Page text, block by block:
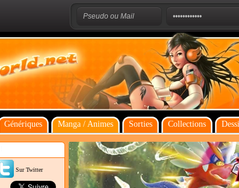
Génériques Manga / Animes Sorties Collections
Sur Twitter